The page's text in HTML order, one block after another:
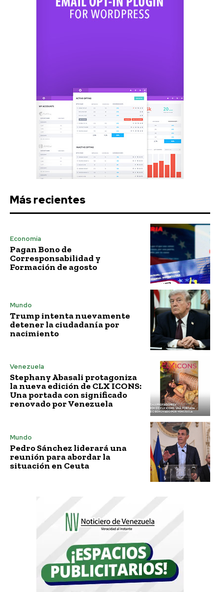
Más recientes
Economía
Pagan Bono de
Corresponsabilidad y
Formación de agosto
Mundo
Trump intenta nuevamente
detener la ciudadanía por
nacimiento
Venezuela
Stephany Abasali protagoniza
la nueva edición de CLX ICONS:
Una portada con significado
renovado por Venezuela
Mundo
Pedro Sánchez liderará una
reunión para abordar la
situación en Ceuta